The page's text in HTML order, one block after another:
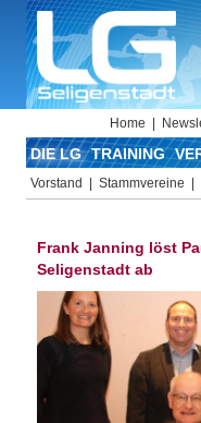
Home
DIE LG TRAINING
Vorstand Stammvereine
Frank Janning löst
Seligenstadt ab